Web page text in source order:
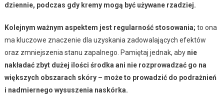
dziennie, podczas gdy kremy mogą być używane rzadziej.
Kolejnym ważnym aspektem jest regularność stosowania; to ona
ma kluczowe znaczenie dla uzyskania zadowalających efektów
oraz zmniejszenia stanu zapalnego. Pamiętaj jednak, aby nie
nakładać zbyt dużej ilości środka ani nie rozprowadzać go na
większych obszarach skóry – może to prowadzić do podrażnień
i nadmiernego wysuszenia naskórka.